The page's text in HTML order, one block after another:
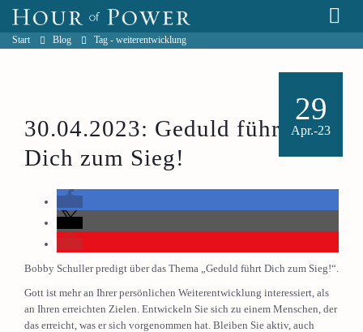
Start Blog Tag - weiterentwicklung
29
Apr.-23
30.04.2023: Geduld führt
Dich zum Sieg!
Bobby Schuller predigt über das Thema „Geduld führt Dich zum Sieg!“.
Gott ist mehr an Ihrer persönlichen Weiterentwicklung interessiert, als
an Ihren erreichten Zielen. Entwickeln Sie sich zu einem Menschen, der
das erreicht, was er sich vorgenommen hat. Bleiben Sie aktiv, auch